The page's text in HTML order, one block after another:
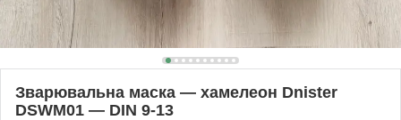
Зварювальна маска — хамелеон Dnister
DSWM01 — DIN 9-13